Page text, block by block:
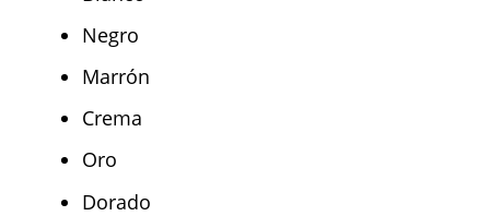
Negro
Marrón
Crema
Oro
Dorado